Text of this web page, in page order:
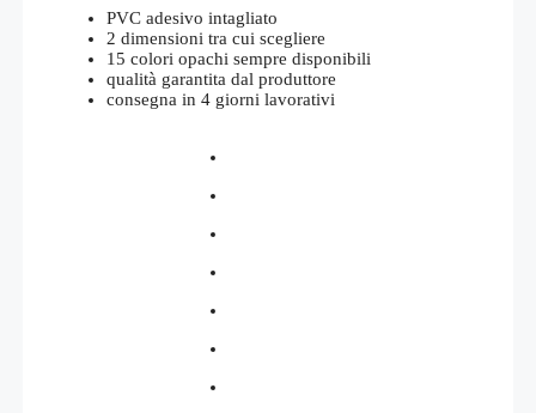
a
€33,50
PVC adesivo intagliato
2 dimensioni tra cui scegliere
15 colori opachi sempre disponibili
qualità garantita dal produttore
consegna in 4 giorni lavorativi